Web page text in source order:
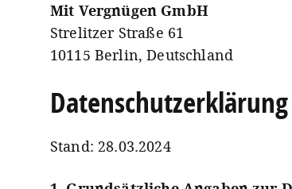
Mit Vergnügen GmbH
Strelitzer Straße 61
10115 Berlin, Deutschland
Datenschutzerklärung
Stand: 28.03.2024